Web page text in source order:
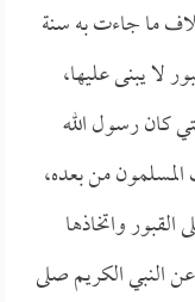
ما جاءت به سنة
لا يبنى عليها،
كان رسول الله
من بعده،
واتخاذها
النبي الكريم صلى